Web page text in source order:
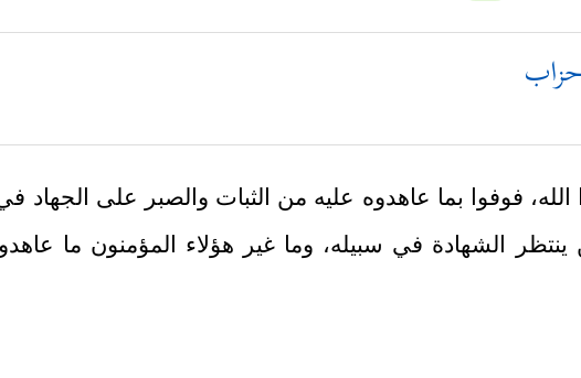
فوفوا بما عاهدوه عليه من الثبات والصبر على الجهاد
الشهادة في سبيله، وما غير هؤلاء المؤمنون ما